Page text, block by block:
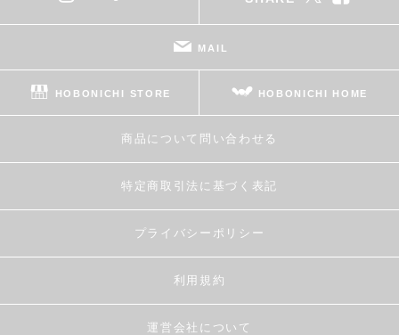
MAIL
HOBONICHI STORE HOBONICHI HOME
商品について問い合わせる
特定商取引法に基づく表記
プライバシーポリシー
利用規約
運営会社について